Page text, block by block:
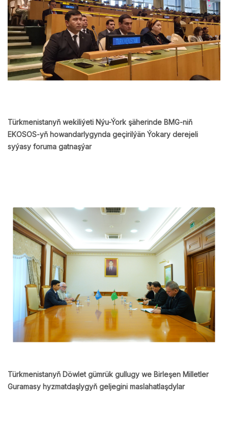
Türkmenistanyň wekiliýeti Nýu-Ýork şäherinde BMG-niň
EKOSOS-yň howandarlygynda geçirilýän Ýokary derejeli
syýasy foruma gatnaşýar
Türkmenistanyň Döwlet gümrük gullugy we Birleşen Milletler
Guramasy hyzmatdaşlygyň geljegini maslahatlaşdylar